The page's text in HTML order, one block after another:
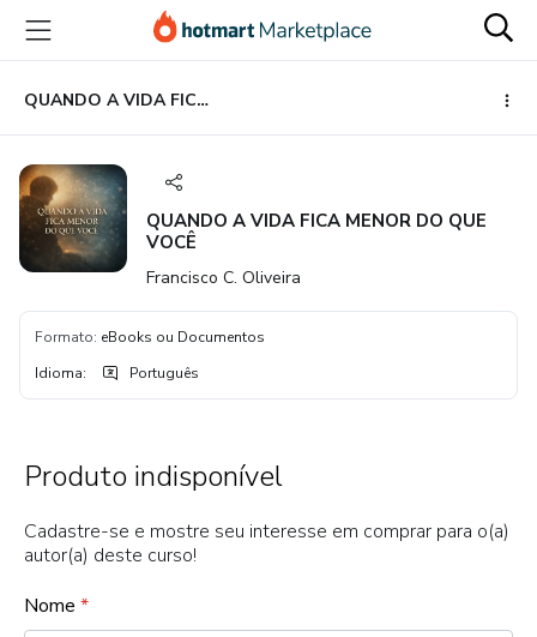
para
conteúdo
principal
para
pagamento
para
rodapé
QUANDO A VIDA FICA MENOR DO QUE VOCÊ
QUANDO A VIDA FICA MENOR DO QUE
VOCÊ
Francisco C. Oliveira
Formato: eBooks ou Documentos
Idioma: Português
Produto indisponível
Cadastre-se e mostre seu interesse em comprar para o(a)
autor(a) deste curso!
Nome *